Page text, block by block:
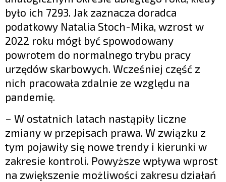
było ich 7293. Jak zaznacza doradca
podatkowy Natalia Stoch-Mika, wzrost w
2022 roku mógł być spowodowany
powrotem do normalnego trybu pracy
urzędów skarbowych. Wcześniej część z
nich pracowała zdalnie ze względu na
pandemię.
– W ostatnich latach nastąpiły liczne
zmiany w przepisach prawa. W związku z
tym pojawiły się nowe trendy i kierunki w
zakresie kontroli. Powyższe wpływa wprost
na zwiększenie możliwości zakresu działań